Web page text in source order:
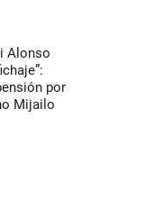
Alonso
por
Mijailo